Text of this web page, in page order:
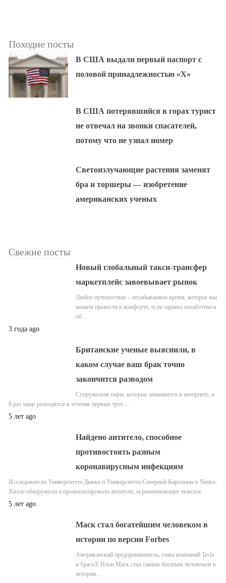
Походие посты
В США выдали первый паспорт с
половой принадлежностью «X»
В США потерявшийся в горах турист
не отвечал на звонки спасателей,
потому что не узнал номер
Светоизлучающие растения заменят
бра и торшеры — изобретение
американских ученых
Свежие посты
Новый глобальный такси-трансфер
маркетплейс завоевывает рынок
Любое путешествие – незабываемое время, которое мы
можем провести в комфорте, если заранее позаботимся
об…
3 года ago
Британские ученые выяснили, в
каком случае ваш брак точно
закончится разводом
Супружеские пары, которые знакомятся в интернете, в
6 раз чаще разводятся в течение первых трех…
5 лет ago
Найдено антитело, способное
противостоять разным
коронавирусным инфекциям
Исследователи Университета Дьюка и Университета Северной Каролины в Чапел-
Хилле обнаружили и проанализировали антитело, ограничивающее тяжелое…
5 лет ago
Маск стал богатейшим человеком в
истории по версии Forbes
Американский предприниматель, глава компаний Tesla
и SpaceX Илон Маск стал самым богатым человеком в
истории…